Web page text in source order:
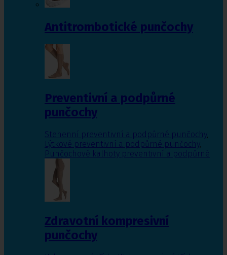
Antitrombotické punčochy
Preventivní a podpůrné
punčochy
Stehenní preventivní a podpůrné punčochy,
Lýtkové preventivní a podpůrné punčochy,
Punčochové kalhoty preventivní a podpůrné
Zdravotní kompresivní
punčochy